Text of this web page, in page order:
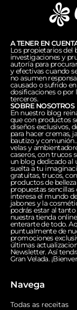
A TENER EN
Los propietarios del
investigaciones y
autoría para
y efectivas cuando
no asumen
causado o sufrido
dosificaciones o por
terceros.
SOBRE NOSOTROS
En nuestro blog
que con productos
diseños exclusivos,
para hacer cremas,
bautizo y
velas y
caseros, con trucos
un blog dedicado al
suelta a tu
gratuitas, trucos,
productos de
propuestas
interesa el mundo
jabones y la
podrás estar al
nuestra tienda
enterarte de todo.
puntualmente de
promociones
últimas
Newsletter. Así
Gran Velada.
Navega
Todas as receitas